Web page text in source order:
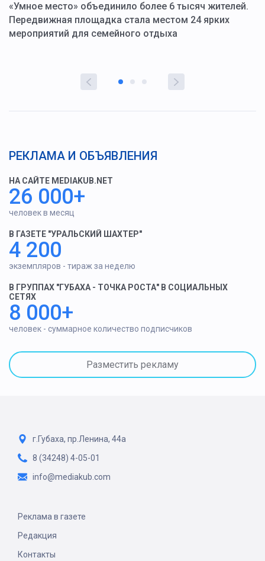
«Умное место» объединило более 6 тысяч жителей.
Передвижная площадка стала местом 24 ярких
мероприятий для семейного отдыха
РЕКЛАМА И ОБЪЯВЛЕНИЯ
НА САЙТЕ MEDIAKUB.NET
26 000+
человек в месяц
В ГАЗЕТЕ "УРАЛЬСКИЙ ШАХТЕР"
4 200
экземпляров - тираж за неделю
В ГРУППАХ "ГУБАХА - ТОЧКА РОСТА" В СОЦИАЛЬНЫХ
СЕТЯХ
8 000+
человек - суммарное количество подписчиков
Разместить рекламу
г.Губаха, пр.Ленина, 44а
8 (34248) 4-05-01
info@mediakub.com
Реклама в газете
Редакция
Контакты